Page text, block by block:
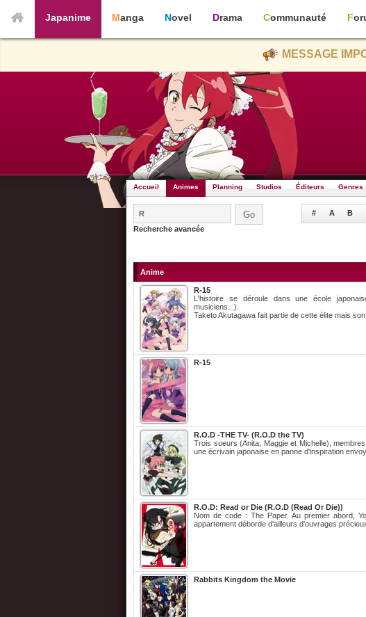
Japanime Manga Novel Drama Communauté
MESSAGE
Accueil Animes Planning Studios Éditeurs Genres
# A B
Recherche avancée
Anime
R-15
L'histoire se déroule dans une école
musiciens...).
Taketo Akutagawa fait partie de cette élite mais son
R-15
R.O.D -THE TV- (R.O.D the TV)
Trois soeurs (Anita, Maggie et Michelle),
une écrivain japonaise en panne d'inspiration
R.O.D: Read or Die (R.O.D (Read Or Die))
Nom de code : The Paper. Au premier abord,
appartement déborde d'ailleurs d'ouvrages
Rabbits Kingdom the Movie